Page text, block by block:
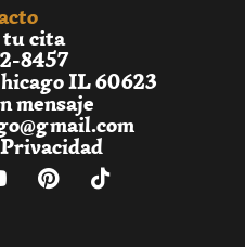
tu cita
8457
IL 60623
mensaje